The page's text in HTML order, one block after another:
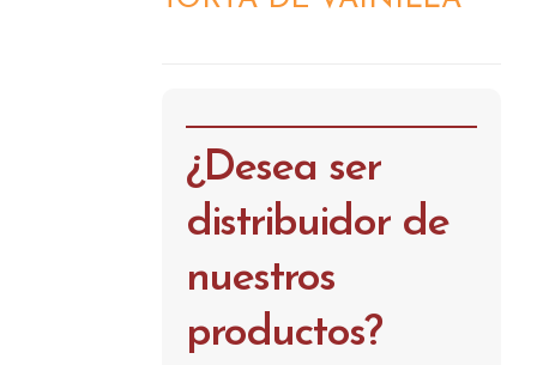
¿Desea ser
distribuidor de
nuestros
productos?